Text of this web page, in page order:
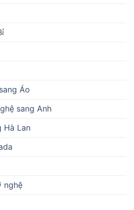
Áo
sang Anh
Hà Lan
nghệ